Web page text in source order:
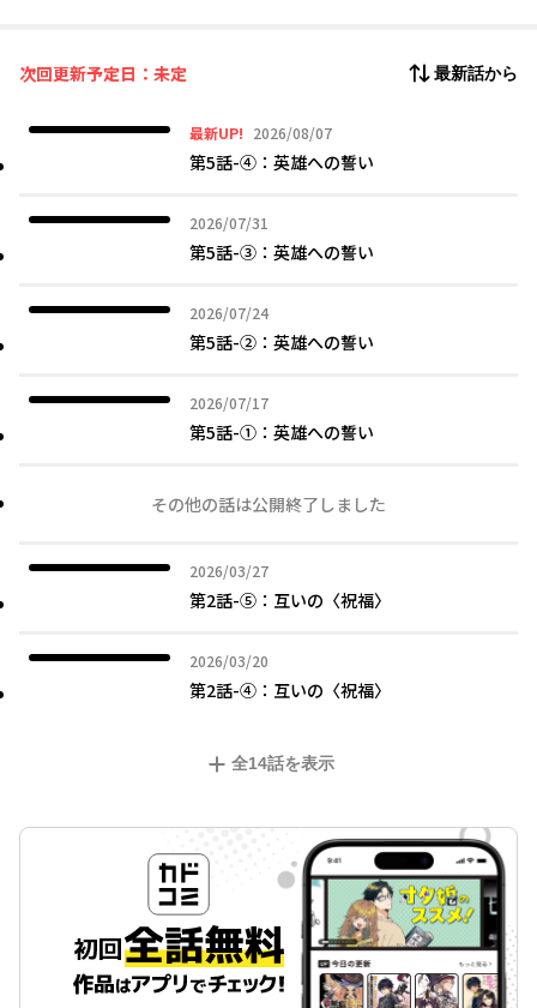
あれ、なんだか閣下がすごく甘くないですか……？
次回更新予定日：未定 最新話から
最新UP! 2026/08/07
2026年08月07日
第5話-④：英雄への誓い
2026/07/31
2026年07月31日
第5話-③：英雄への誓い
2026/07/24
2026年07月24日
第5話-②：英雄への誓い
2026/07/17
2026年07月17日
第5話-①：英雄への誓い
その他の話は公開終了しました
2026/03/27
2026年03月27日
第2話-⑤：互いの〈祝福〉
2026/03/20
2026年03月20日
第2話-④：互いの〈祝福〉
全14話を表示